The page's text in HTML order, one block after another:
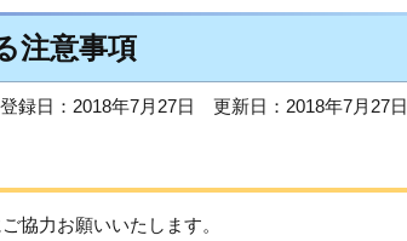
注意事項
登録日：2018年7月27日 更新日：2018年7月27日
協力お願いいたします。